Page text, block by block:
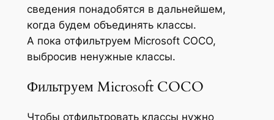
сведения понадобятся в дальнейшем,
когда будем объединять классы.
А пока отфильтруем Microsoft COCO,
выбросив ненужные классы.
Фильтруем Microsoft COCO
Чтобы отфильтровать классы нужно